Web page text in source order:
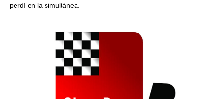
perdí en la simultánea.